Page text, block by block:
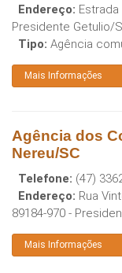
Endereço: Estrada
Presidente Getulio/
Tipo: Agência
Mais Informações
Agência dos
Nereu/SC
Telefone: (47)
Endereço: Rua
89184-970 -
Mais Informações